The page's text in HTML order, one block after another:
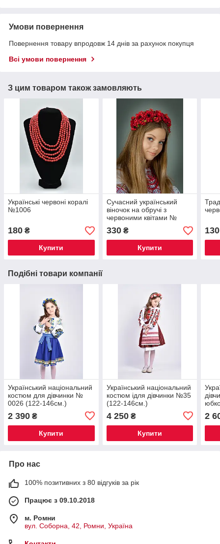
Умови повернення
Повернення товару впродовж 14 днів за рахунок покупця
Всі умови повернення
З цим товаром також замовляють
Українські червоні коралі
№1006
180 ₴
Купити
Сучасний український
віночок на обручі з
червоними квітами №
330₴
Купити
130
Подібні товари компанії
Український національний
костюм для дівчинки №
0026 (122-146см.)
2 390 ₴
Купити
Український національний
костюм ідля дівчинки №35
(122-146см.)
4 250₴
Купити
2
Про нас
100% позитивних з 80 відгуків за рік
Працює з 09.10.2018
м. Ромни
вул. Соборна, 42, Ромни, Україна